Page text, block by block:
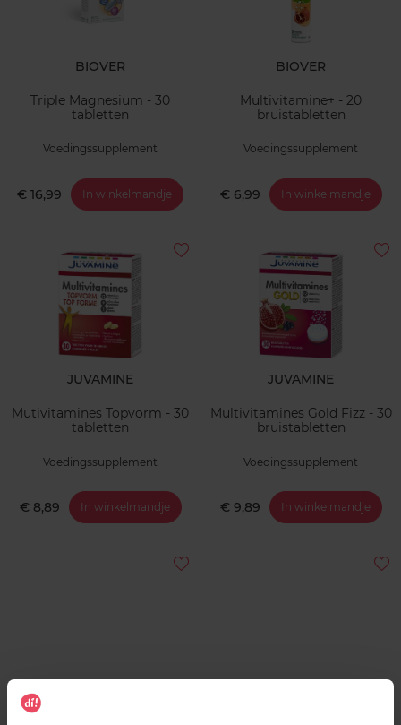
BIOVER
Triple Magnesium - 30
tabletten
Voedingssupplement
€ 16,99 In winkelmandje
BIOVER
Multivitamine+ - 20
bruistabletten
Voedingssupplement
€ 6,99 In winkelmandje
JUVAMINE
Mutivitamines Topvorm - 30
tabletten
Voedingssupplement
€ 8,89 In winkelmandje
JUVAMINE
Multivitamines Gold Fizz - 30
bruistabletten
Voedingssupplement
€ 9,89 In winkelmandje